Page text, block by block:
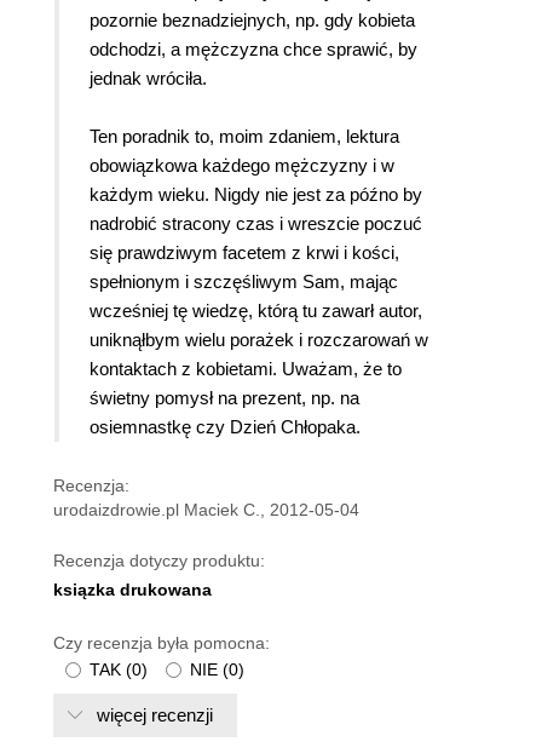
pozornie beznadziejnych, np. gdy kobieta
odchodzi, a mężczyzna chce sprawić, by
jednak wróciła.
Ten poradnik to, moim zdaniem, lektura
obowiązkowa każdego mężczyzny i w
każdym wieku. Nigdy nie jest za późno by
nadrobić stracony czas i wreszcie poczuć
się prawdziwym facetem z krwi i kości,
spełnionym i szczęśliwym Sam, mając
wcześniej tę wiedzę, którą tu zawarł autor,
uniknąłbym wielu porażek i rozczarowań w
kontaktach z kobietami. Uważam, że to
świetny pomysł na prezent, np. na
osiemnastkę czy Dzień Chłopaka.
Recenzja:
urodaizdrowie.pl Maciek C., 2012-05-04
Recenzja dotyczy produktu:
ksiązka drukowana
Czy recenzja była pomocna:
TAK (0) NIE (0)
więcej recenzji